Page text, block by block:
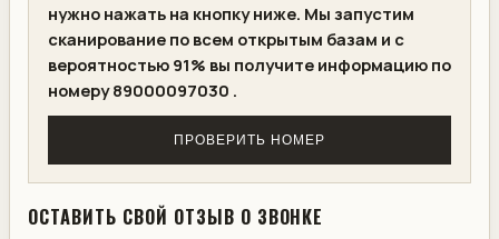
нужно нажать на кнопку ниже. Мы запустим
сканирование по всем открытым базам и с
вероятностью 91% вы получите информацию по
номеру 89000097030 .
ПРОВЕРИТЬ НОМЕР
ОСТАВИТЬ СВОЙ ОТЗЫВ О ЗВОНКЕ